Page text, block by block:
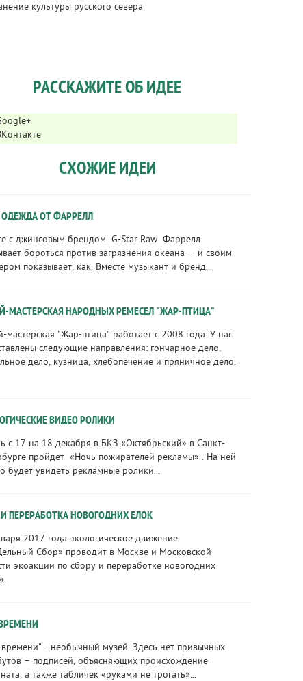
культуры русского севера
РАССКАЖИТЕ ОБ ИДЕЕ
СХОЖИЕ ИДЕИ
ОДЕЖДА ОТ ФАРРЕЛЛ
с джинсовым брендом G-Star Raw Фаррелл
бороться против загрязнения океана — и своим
показывает, как. Вместе музыкант и бренд...
МАСТЕРСКАЯ НАРОДНЫХ РЕМЕСЕЛ "ЖАР-ПТИЦА"
мастерская "Жар-птица" работает с 2008 года. У нас
следующие направления: гончарное дело,
дело, кузница, хлебопечение и пряничное дело.
ВИДЕО РОЛИКИ
с 17 на 18 декабря в БКЗ «Октябрьский» в Санкт-
пройдет «Ночь пожирателей рекламы» . На ней
будет увидеть рекламные ролики...
ПЕРЕРАБОТКА НОВОГОДНИХ ЕЛОК
2017 года экологическое движение
Сбор» проводит в Москве и Московской
экоакции по сбору и переработке новогодних
- необычный музей. Здесь нет привычных
– подписей, объясняющих происхождение
а также табличек «руками не трогать»...